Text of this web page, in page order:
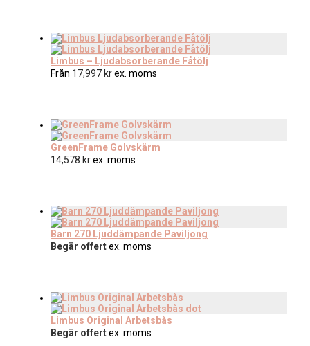
Limbus – Ljudabsorberande Fåtölj
Från 17,997 krex. moms
GreenFrame Golvskärm
14,578 krex. moms
Barn 270 Ljuddämpande Paviljong
Begär offertex. moms
Limbus Original Arbetsbås
Begär offertex. moms